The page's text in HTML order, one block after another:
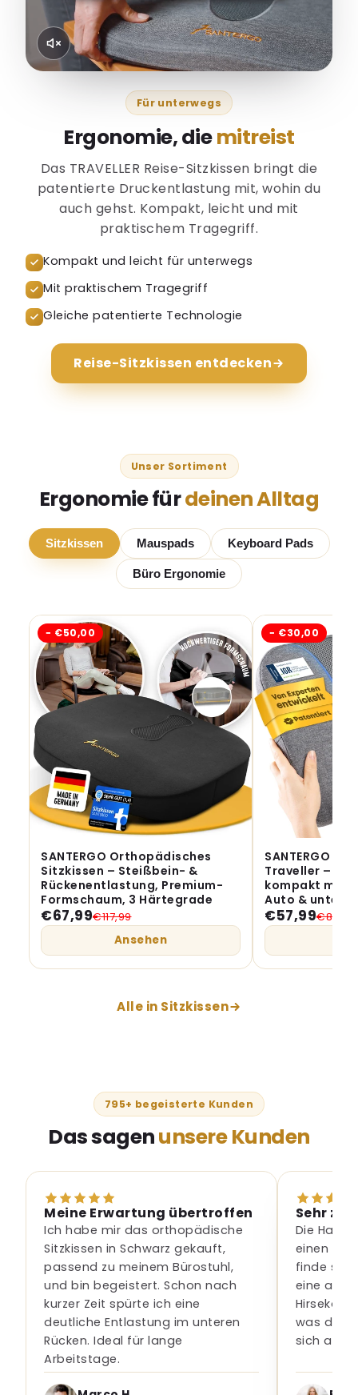
Für unterwegs
Ergonomie, diemitreist
Das TRAVELLER Reise-Sitzkissen bringt die
patentierte Druckentlastung mit, wohin du
auch gehst. Kompakt, leicht und mit
praktischem Tragegriff.
Mit praktischem Tragegriff
Gleiche patentierte Technologie
Reise-Sitzkissen entdecken
Unser Sortiment
Ergonomie fürdeinen Alltag
Sitzkissen Mauspads Keyboard Pads
Büro Ergonomie
− €50,00
SANTERGO Orthopädisches
Sitzkissen – Steißbein- &
Rückenentlastung, Premium-
Formschaum, 3 Härtegrade
€67,99€117,99
Ansehen
− €30,00
SANTERGO
Traveller –
kompakt mit
Auto &
€57,99€87,99
795+ begeisterte Kunden
Das sagenunsere Kunden
Meine Erwartung übertroffen
Ich habe mir das orthopädische
Sitzkissen in Schwarz gekauft,
passend zu meinem Bürostuhl,
und bin begeistert. Schon nach
kurzer Zeit spürte ich eine
deutliche Entlastung im unteren
Rücken. Ideal für lange
Arbeitstage.
Verifizierter Kauf
Sehr zu
Die
einen
finde sie
eine aus
was die
sich